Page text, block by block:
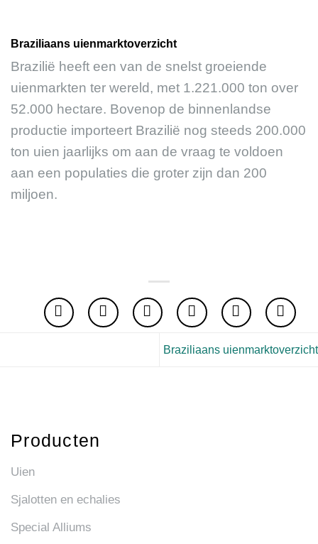
Braziliaans uienmarktoverzicht
Brazilië heeft een van de snelst groeiende
uienmarkten ter wereld, met 1.221.000 ton over
52.000 hectare. Bovenop de binnenlandse
productie importeert Brazilië nog steeds 200.000
ton uien jaarlijks om aan de vraag te voldoen
aan een populaties die groter zijn dan 200
miljoen.
Braziliaans uienmarktoverzicht
Producten
Uien
Sjalotten en echalies
Special Alliums